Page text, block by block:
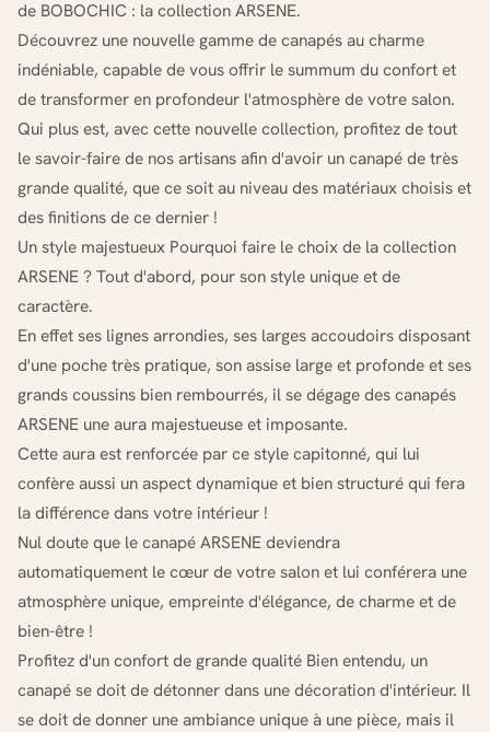
de BOBOCHIC : la collection ARSENE.
Découvrez une nouvelle gamme de canapés au charme
indéniable, capable de vous offrir le summum du confort et
de transformer en profondeur l'atmosphère de votre salon.
Qui plus est, avec cette nouvelle collection, profitez de tout
le savoir-faire de nos artisans afin d'avoir un canapé de très
grande qualité, que ce soit au niveau des matériaux choisis et
des finitions de ce dernier !
Un style majestueux Pourquoi faire le choix de la collection
ARSENE ? Tout d'abord, pour son style unique et de
caractère.
En effet ses lignes arrondies, ses larges accoudoirs disposant
d'une poche très pratique, son assise large et profonde et ses
grands coussins bien rembourrés, il se dégage des canapés
ARSENE une aura majestueuse et imposante.
Cette aura est renforcée par ce style capitonné, qui lui
confère aussi un aspect dynamique et bien structuré qui fera
la différence dans votre intérieur !
Nul doute que le canapé ARSENE deviendra
automatiquement le cœur de votre salon et lui conférera une
atmosphère unique, empreinte d'élégance, de charme et de
bien-être !
Profitez d'un confort de grande qualité Bien entendu, un
canapé se doit de détonner dans une décoration d'intérieur. Il
se doit de donner une ambiance unique à une pièce, mais il